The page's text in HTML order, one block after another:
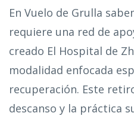
En Vuelo de Grulla
requiere una red de
creado El Hospital de
modalidad enfocada
recuperación. Este
descanso y la práctica